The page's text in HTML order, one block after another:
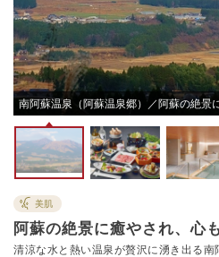
南阿蘇温泉（阿蘇温泉郷）／阿蘇の絶景
美肌
阿蘇の絶景に癒やされ、心
清涼な水と熱い温泉が贅沢に湧き出る